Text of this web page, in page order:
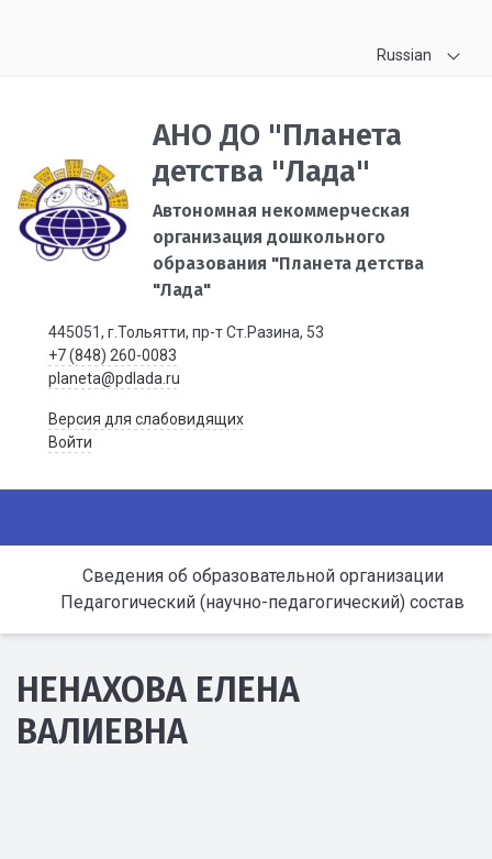
Russian
АНО ДО "Планета
детства "Лада"
Автономная некоммерческая
организация дошкольного
образования "Планета детства
"Лада"
445051, г.Тольятти, пр-т Ст.Разина, 53
+7 (848) 260-0083
planeta@pdlada.ru
Версия для слабовидящих
Войти
Сведения об образовательной организации
Педагогический (научно-педагогический) состав
НЕНАХОВА ЕЛЕНА
ВАЛИЕВНА